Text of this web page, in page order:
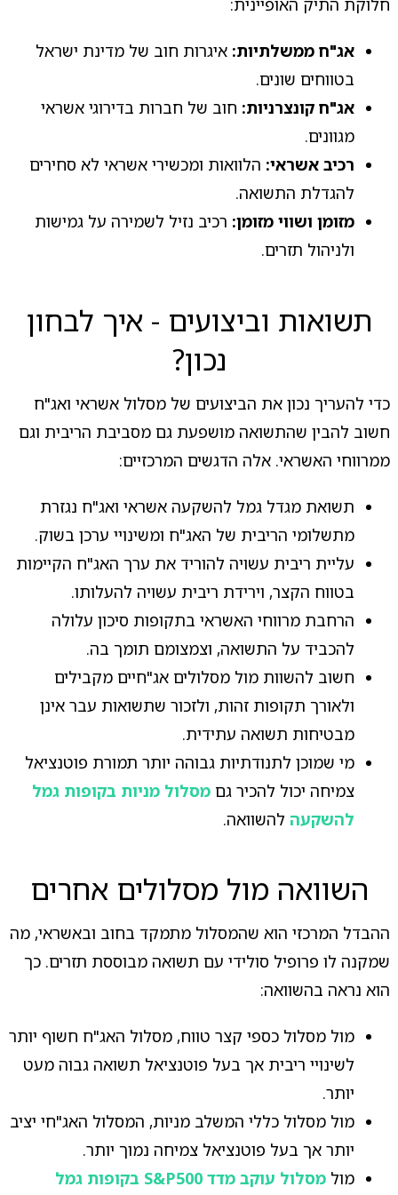
חלוקת התיק האופיינית:
אג"ח ממשלתיות: איגרות חוב של מדינת ישראל
בטווחים שונים.
אג"ח קונצרניות: חוב של חברות בדירוגי אשראי
מגוונים.
רכיב אשראי: הלוואות ומכשירי אשראי לא סחירים
להגדלת התשואה.
מזומן ושווי מזומן: רכיב נזיל לשמירה על גמישות
ולניהול תזרים.
תשואות וביצועים - איך לבחון
נכון?
כדי להעריך נכון את הביצועים של מסלול אשראי ואג"ח
חשוב להבין שהתשואה מושפעת גם מסביבת הריבית וגם
ממרווחי האשראי. אלה הדגשים המרכזיים:
תשואת מגדל גמל להשקעה אשראי ואג"ח נגזרת
מתשלומי הריבית של האג"ח ומשינויי ערכן בשוק.
עליית ריבית עשויה להוריד את ערך האג"ח הקיימות
בטווח הקצר, וירידת ריבית עשויה להעלותו.
הרחבת מרווחי האשראי בתקופות סיכון עלולה
להכביד על התשואה, וצמצומם תומך בה.
חשוב להשוות מול מסלולים אג"חיים מקבילים
ולאורך תקופות זהות, ולזכור שתשואות עבר אינן
מבטיחות תשואה עתידית.
מי שמוכן לתנודתיות גבוהה יותר תמורת פוטנציאל
צמיחה יכול להכיר גם מסלול מניות בקופות גמל
להשקעהלהשוואה.
השוואה מול מסלולים אחרים
ההבדל המרכזי הוא שהמסלול מתמקד בחוב ובאשראי, מה
שמקנה לו פרופיל סולידי עם תשואה מבוססת תזרים. כך
הוא נראה בהשוואה:
מול מסלול כספי קצר טווח, מסלול האג"ח חשוף יותר
לשינויי ריבית אך בעל פוטנציאל תשואה גבוה מעט
יותר.
מול מסלול כללי המשלב מניות, המסלול האג"חי יציב
יותר אך בעל פוטנציאל צמיחה נמוך יותר.
מול
מסלול עוקב מדד S&P500 בקופות גמל